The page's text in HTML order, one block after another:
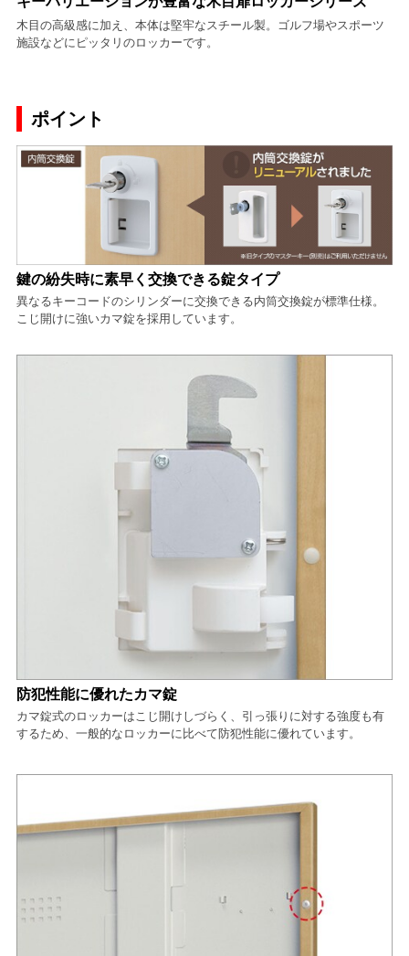
木目の高級感に加え、本体は堅牢なスチール製。ゴルフ場やスポーツ
施設などにピッタリのロッカーです。
ポイント
鍵の紛失時に素早く交換できる錠タイプ
異なるキーコードのシリンダーに交換できる内筒交換錠が標準仕様。
こじ開けに強いカマ錠を採用しています。
防犯性能に優れたカマ錠
カマ錠式のロッカーはこじ開けしづらく、引っ張りに対する強度も有
するため、一般的なロッカーに比べて防犯性能に優れています。